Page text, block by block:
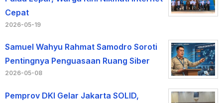
Cepat
2026-05-19
Samuel Wahyu Rahmat Samodro Soroti
Pentingnya Penguasaan Ruang Siber
2026-05-08
Pemprov DKI Gelar Jakarta SOLID,